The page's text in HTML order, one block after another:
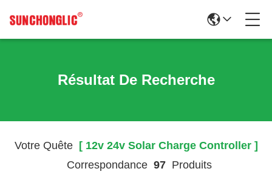
Résultat De Recherche
Votre Quête[ 12v 24v Solar Charge Controller ]
Correspondance 97Produits